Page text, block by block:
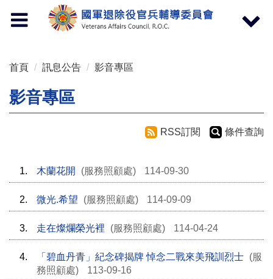
Toggle
navigation
Toggle
首頁 訊息公告 影音專區
影音專區
RSS訂閱 條件查詢
1. 木蘭花開 (服務照顧處) 114-09-30
2. 微光.希望 (服務照顧處) 114-09-09
3. 走在燦爛榮光裡 (服務照顧處) 114-04-24
4. 「碧血丹青」紀念碑揭牌 悼念二戰來美飛訓烈士 (服
務照顧處)
113-09-16